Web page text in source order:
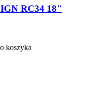
RC34 18"
koszyka